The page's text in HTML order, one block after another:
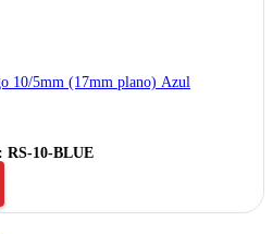
10/5mm (17mm plano) Azul
RS-10-BLUE